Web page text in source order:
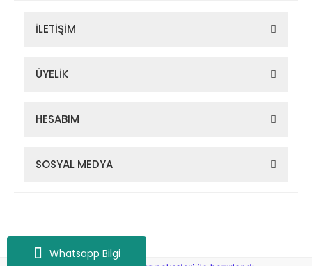
Whatsapp Bilgi
İLETİŞİM
ÜYELİK
HESABIM
SOSYAL MEDYA